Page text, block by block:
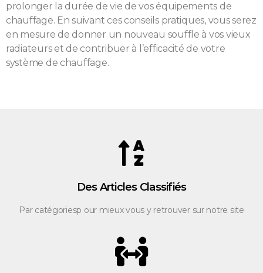
prolonger la durée de vie de vos équipements de
chauffage. En suivant ces conseils pratiques, vous serez
en mesure de donner un nouveau souffle à vos vieux
radiateurs et de contribuer à l’efficacité de votre
système de chauffage.
Des Articles Classifiés
Par catégoriesp our mieux vous y retrouver sur notre site